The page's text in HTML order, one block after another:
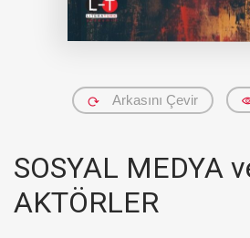
Arkasını Çevir
SOSYAL MEDYA
AKTÖRLER